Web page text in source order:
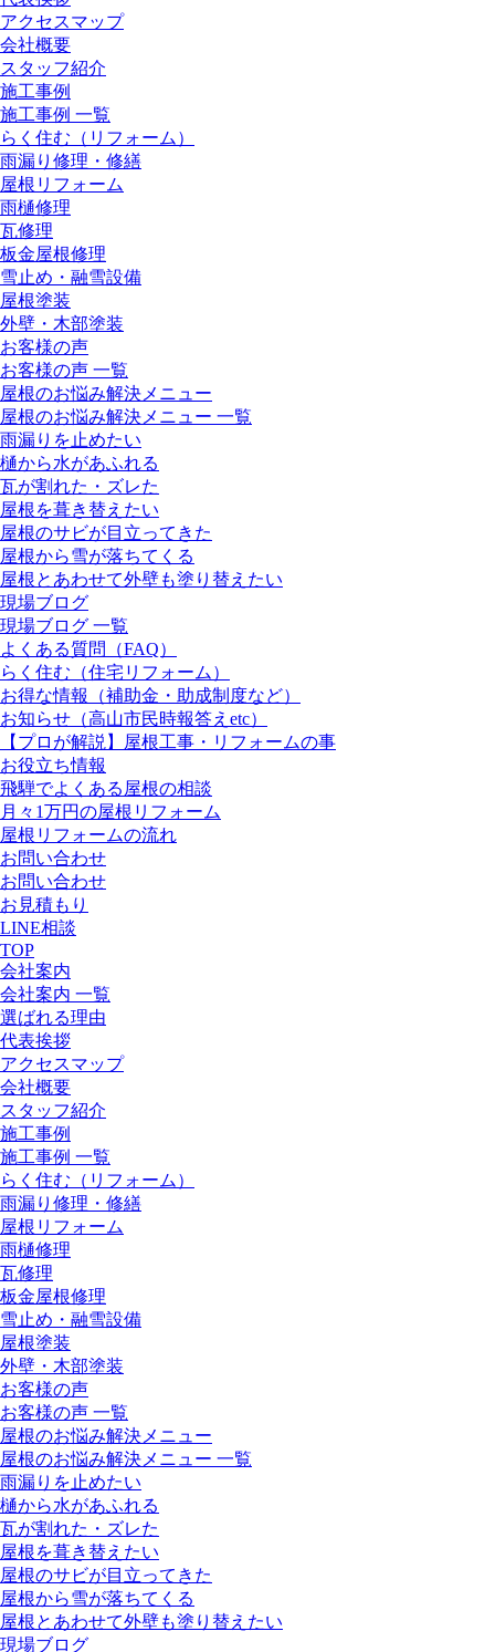
アクセスマップ
会社概要
スタッフ紹介
施工事例
施工事例 一覧
らく住む（リフォーム）
雨漏り修理・修繕
屋根リフォーム
雨樋修理
瓦修理
板金屋根修理
雪止め・融雪設備
屋根塗装
外壁・木部塗装
お客様の声
お客様の声 一覧
屋根のお悩み解決メニュー
屋根のお悩み解決メニュー 一覧
雨漏りを止めたい
樋から水があふれる
瓦が割れた・ズレた
屋根を葺き替えたい
屋根のサビが目立ってきた
屋根から雪が落ちてくる
屋根とあわせて外壁も塗り替えたい
現場ブログ
現場ブログ 一覧
よくある質問（FAQ）
らく住む（住宅リフォーム）
お得な情報（補助金・助成制度など）
お知らせ（高山市民時報答えetc）
【プロが解説】屋根工事・リフォームの事
お役立ち情報
飛騨でよくある屋根の相談
月々1万円の屋根リフォーム
屋根リフォームの流れ
お問い合わせ
お問い合わせ
お見積もり
LINE相談
TOP
会社案内
会社案内 一覧
選ばれる理由
代表挨拶
アクセスマップ
会社概要
スタッフ紹介
施工事例
施工事例 一覧
らく住む（リフォーム）
雨漏り修理・修繕
屋根リフォーム
雨樋修理
瓦修理
板金屋根修理
雪止め・融雪設備
屋根塗装
外壁・木部塗装
お客様の声
お客様の声 一覧
屋根のお悩み解決メニュー
屋根のお悩み解決メニュー 一覧
雨漏りを止めたい
樋から水があふれる
瓦が割れた・ズレた
屋根を葺き替えたい
屋根のサビが目立ってきた
屋根から雪が落ちてくる
屋根とあわせて外壁も塗り替えたい
現場ブログ